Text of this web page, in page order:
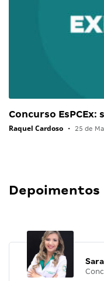
Concurso
Raquel Cardoso • 25 de
Depoimentos